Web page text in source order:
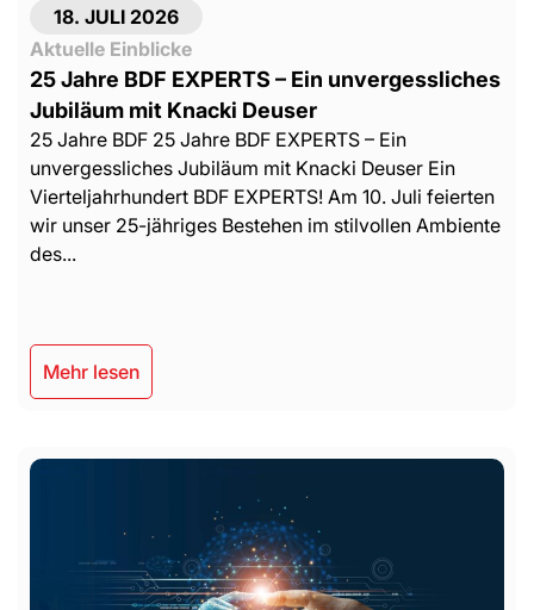
18. JULI 2026
Aktuelle Einblicke
25 Jahre BDF EXPERTS – Ein unvergessliches
Jubiläum mit Knacki Deuser
25 Jahre BDF 25 Jahre BDF EXPERTS – Ein
unvergessliches Jubiläum mit Knacki Deuser Ein
Vierteljahrhundert BDF EXPERTS! Am 10. Juli feierten
wir unser 25-jähriges Bestehen im stilvollen Ambiente
des...
Mehr lesen